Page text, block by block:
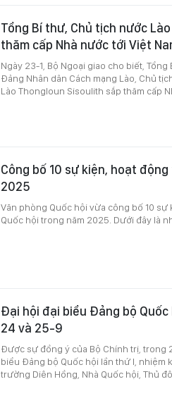
Tổng Bí thư, Chủ tịch nước
thăm cấp Nhà nước tới Việt
Ngày 23-1, Bộ Ngoại giao cho biết,
Đảng Nhân dân Cách mạng Lào, Chủ
Lào Thongloun Sisoulith sắp thăm cấp
Công bố 10 sự kiện, hoạt
2025
Văn phòng Quốc hội vừa công bố 10
Quốc hội trong năm 2025. Dưới đây là
Đại hội đại biểu Đảng bộ
24 và 25-9
Được sự đồng ý của Bộ Chính trị, trong
biểu Đảng bộ Quốc hội lần thứ I, nhiệm
trường Diên Hồng, Nhà Quốc hội, Thủ đô